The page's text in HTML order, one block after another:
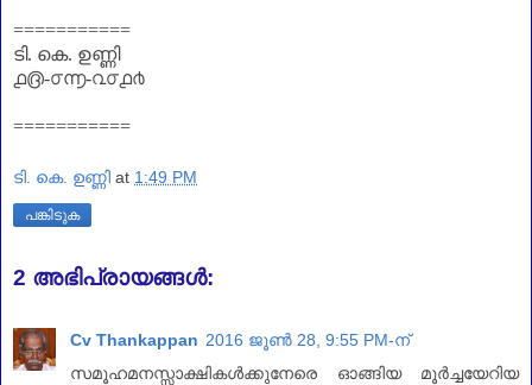
===========
ടി. കെ. ഉണ്ണി
൧൫-൦൬-൨൦൧൪
===========
ടി. കെ. ഉണ്ണി at 1:49 PM
പങ്കിടുക
2 അഭിപ്രായങ്ങൾ:
Cv Thankappan 2016 ജൂൺ 28, 9:55 PM-ന്
സമൂഹമനസ്സാക്ഷികള്‍ക്കുനേരെ ഓങ്ങിയ മൂര്‍ച്ചയേറിയ